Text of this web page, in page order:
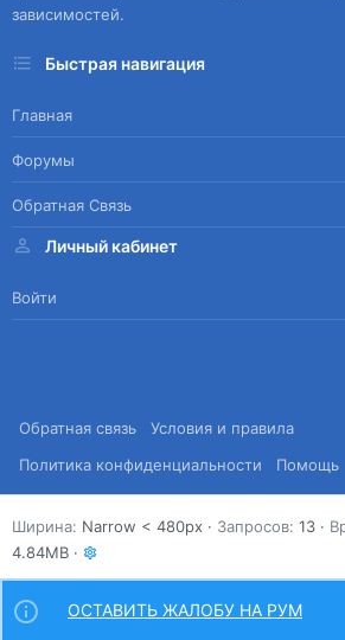
зависимостей.
Быстрая навигация
Главная
Форумы
Обратная Связь
Личный кабинет
Войти
Обратная связь
Условия и правила
Политика конфиденциальности
Помощь
Ширина Запросов 13
4.84MB
ОСТАВИТЬ ЖАЛОБУ НА РУМ